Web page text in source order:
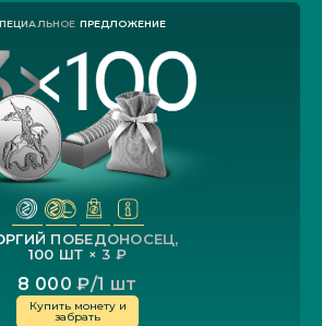
ПОБЕДОНОСЕЦ,
100 ШТ × 3 ₽
8 000 ₽/1 шт
Купить монету и
забрать